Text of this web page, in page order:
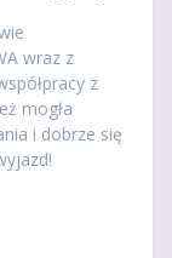
wraz z
z
mogła
i dobrze się